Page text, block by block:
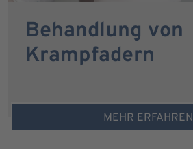
Behandlung von
Krampfadern
MEHR ERFAHREN